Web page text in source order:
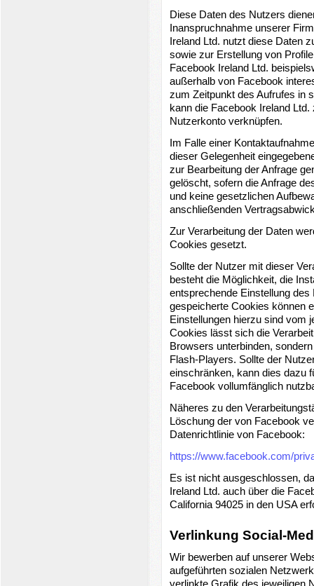
Diese Daten des Nutzers
Inanspruchnahme unserer
Ireland Ltd. nutzt diese Daten
sowie zur Erstellung von
Facebook Ireland Ltd.
außerhalb von Facebook
zum Zeitpunkt des Aufrufes in
kann die Facebook Ireland
Nutzerkonto verknüpfen.
Im Falle einer
dieser Gelegenheit
zur Bearbeitung der Anfrage
gelöscht, sofern die Anfrage
und keine gesetzlichen
anschließenden
Zur Verarbeitung der Daten
Cookies gesetzt.
Sollte der Nutzer mit dieser
besteht die Möglichkeit, die
entsprechende Einstellung
gespeicherte Cookies können
Einstellungen hierzu sind vom
Cookies lässt sich die
Browsers unterbinden,
Flash-Players. Sollte der
einschränken, kann dies dazu
Facebook vollumfänglich
Näheres zu den
Löschung der von Facebook
Datenrichtlinie von Facebook:
https://www.facebook.com/
Es ist nicht ausgeschlossen,
Ireland Ltd. auch über die
California 94025 in den USA
Verlinkung Social-
Wir bewerben auf unserer
aufgeführten sozialen